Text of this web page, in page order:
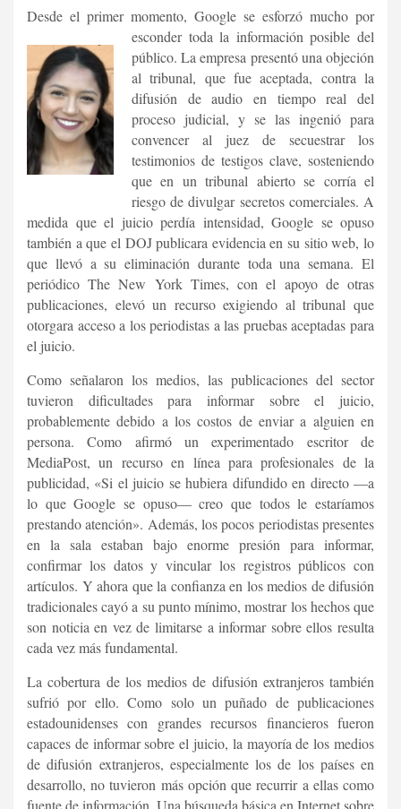
Desde el primer momento, Google se esforzó mucho por
esconder toda la información posible del
público. La empresa presentó una objeción
al tribunal, que fue aceptada, contra la
difusión de audio en tiempo real del
proceso judicial, y se las ingenió para
convencer al juez de secuestrar los
testimonios de testigos clave, sosteniendo
que en un tribunal abierto se corría el
riesgo de divulgar secretos comerciales. A
medida que el juicio perdía intensidad, Google se opuso
también a que el DOJ publicara evidencia en su sitio web, lo
que llevó a su eliminación durante toda una semana. El
periódico The New York Times, con el apoyo de otras
publicaciones, elevó un recurso exigiendo al tribunal que
otorgara acceso a los periodistas a las pruebas aceptadas para
el juicio.
Como señalaron los medios, las publicaciones del sector
tuvieron dificultades para informar sobre el juicio,
probablemente debido a los costos de enviar a alguien en
persona. Como afirmó un experimentado escritor de
MediaPost, un recurso en línea para profesionales de la
publicidad, «Si el juicio se hubiera difundido en directo —a
lo que Google se opuso— creo que todos le estaríamos
prestando atención». Además, los pocos periodistas presentes
en la sala estaban bajo enorme presión para informar,
confirmar los datos y vincular los registros públicos con
artículos. Y ahora que la confianza en los medios de difusión
tradicionales cayó a su punto mínimo, mostrar los hechos que
son noticia en vez de limitarse a informar sobre ellos resulta
cada vez más fundamental.
La cobertura de los medios de difusión extranjeros también
sufrió por ello. Como solo un puñado de publicaciones
estadounidenses con grandes recursos financieros fueron
capaces de informar sobre el juicio, la mayoría de los medios
de difusión extranjeros, especialmente los de los países en
desarrollo, no tuvieron más opción que recurrir a ellas como
fuente de información. Una búsqueda básica en Internet sobre